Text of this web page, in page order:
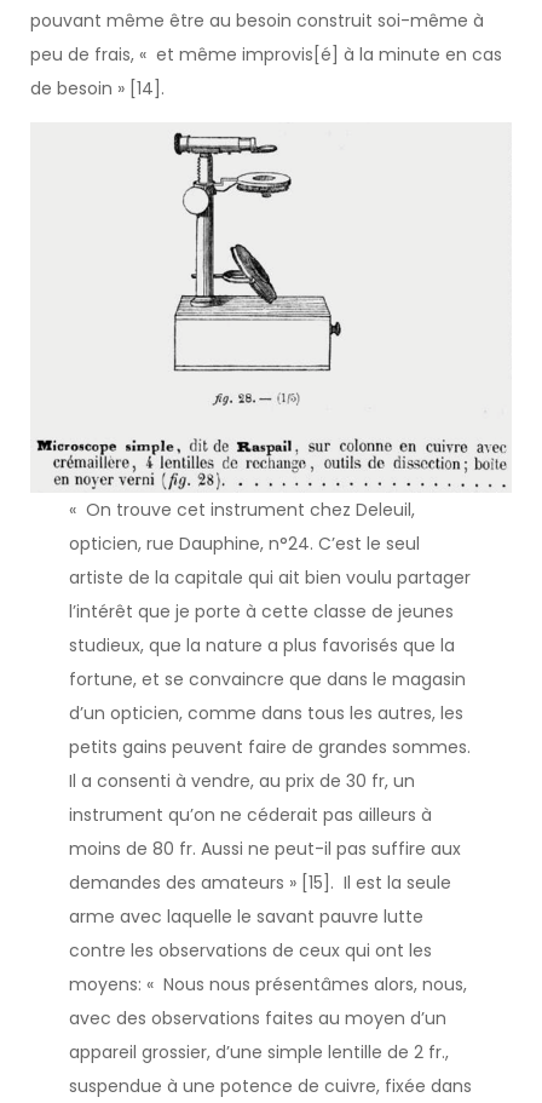
pouvant même être au besoin construit soi-même à
peu de frais, « et même improvis[é] à la minute en cas
de besoin » [14].
« On trouve cet instrument chez Deleuil,
opticien, rue Dauphine, n°24. C’est le seul
artiste de la capitale qui ait bien voulu partager
l’intérêt que je porte à cette classe de jeunes
studieux, que la nature a plus favorisés que la
fortune, et se convaincre que dans le magasin
d’un opticien, comme dans tous les autres, les
petits gains peuvent faire de grandes sommes.
Il a consenti à vendre, au prix de 30 fr, un
instrument qu’on ne céderait pas ailleurs à
moins de 80 fr. Aussi ne peut-il pas suffire aux
demandes des amateurs » [15]. Il est la seule
arme avec laquelle le savant pauvre lutte
contre les observations de ceux qui ont les
moyens: « Nous nous présentâmes alors, nous,
avec des observations faites au moyen d’un
appareil grossier, d’une simple lentille de 2 fr.,
suspendue à une potence de cuivre, fixée dans